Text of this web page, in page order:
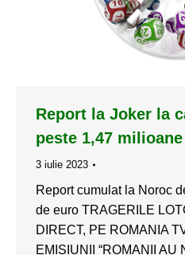
Report la Joker la
peste 1,47
3 iulie 2023
Report cumulat la Noroc
de euro TRAGERILE
DIRECT, PE ROMANIA
EMISIUNII “ROMANII AU